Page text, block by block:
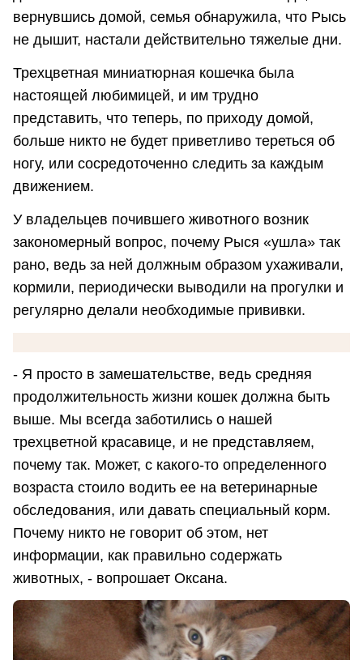
вернувшись домой, семья обнаружила, что Рысь
не дышит, настали действительно тяжелые дни.
Трехцветная миниатюрная кошечка была
настоящей любимицей, и им трудно
представить, что теперь, по приходу домой,
больше никто не будет приветливо тереться об
ногу, или сосредоточенно следить за каждым
движением.
У владельцев почившего животного возник
закономерный вопрос, почему Рыся «ушла» так
рано, ведь за ней должным образом ухаживали,
кормили, периодически выводили на прогулки и
регулярно делали необходимые прививки.
- Я просто в замешательстве, ведь средняя
продолжительность жизни кошек должна быть
выше. Мы всегда заботились о нашей
трехцветной красавице, и не представляем,
почему так. Может, с какого-то определенного
возраста стоило водить ее на ветеринарные
обследования, или давать специальный корм.
Почему никто не говорит об этом, нет
информации, как правильно содержать
животных, - вопрошает Оксана.